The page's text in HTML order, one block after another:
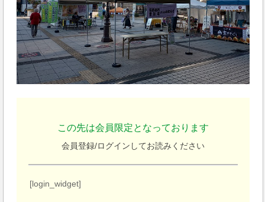
この先は会員限定となっております
会員登録/ログインしてお読みください
[login_widget]